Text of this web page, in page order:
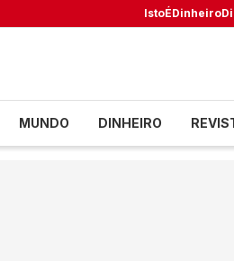
IstoÉDinheiro
MUNDO DINHEIRO